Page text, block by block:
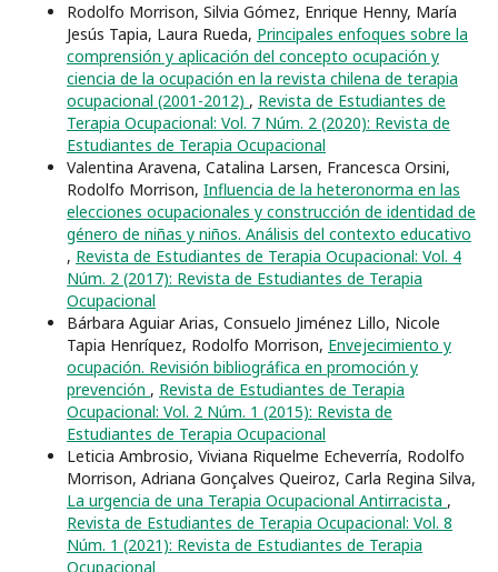
Rodolfo Morrison, Silvia Gómez, Enrique Henny, María
Jesús Tapia, Laura Rueda, Principales enfoques sobre la
comprensión y aplicación del concepto ocupación y
ciencia de la ocupación en la revista chilena de terapia
ocupacional (2001-2012) , Revista de Estudiantes de
Terapia Ocupacional: Vol. 7 Núm. 2 (2020): Revista de
Estudiantes de Terapia Ocupacional
Valentina Aravena, Catalina Larsen, Francesca Orsini,
Rodolfo Morrison, Influencia de la heteronorma en las
elecciones ocupacionales y construcción de identidad de
género de niñas y niños. Análisis del contexto educativo
, Revista de Estudiantes de Terapia Ocupacional: Vol. 4
Núm. 2 (2017): Revista de Estudiantes de Terapia
Ocupacional
Bárbara Aguiar Arias, Consuelo Jiménez Lillo, Nicole
Tapia Henríquez, Rodolfo Morrison, Envejecimiento y
ocupación. Revisión bibliográfica en promoción y
prevención , Revista de Estudiantes de Terapia
Ocupacional: Vol. 2 Núm. 1 (2015): Revista de
Estudiantes de Terapia Ocupacional
Leticia Ambrosio, Viviana Riquelme Echeverría, Rodolfo
Morrison, Adriana Gonçalves Queiroz, Carla Regina Silva,
La urgencia de una Terapia Ocupacional Antirracista ,
Revista de Estudiantes de Terapia Ocupacional: Vol. 8
Núm. 1 (2021): Revista de Estudiantes de Terapia
Ocupacional